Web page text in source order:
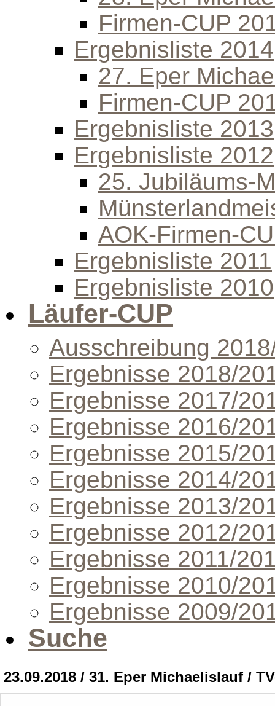
Firmen-CUP
Ergebnisliste 2014
27. Eper
Firmen-CUP
Ergebnisliste 2013
Ergebnisliste 2012
25. Jubiläums-
AOK-Firmen-
Ergebnisliste 2011
Ergebnisliste 2010
Läufer-CUP
Ausschreibung
Ergebnisse 2018/
Ergebnisse 2017/
Ergebnisse 2016/
Ergebnisse 2015/
Ergebnisse 2014/
Ergebnisse 2013/
Ergebnisse 2012/
Ergebnisse 2011/
Ergebnisse 2010/
Ergebnisse 2009/
Suche
23.09.2018 / 31. Eper Michaelislauf /